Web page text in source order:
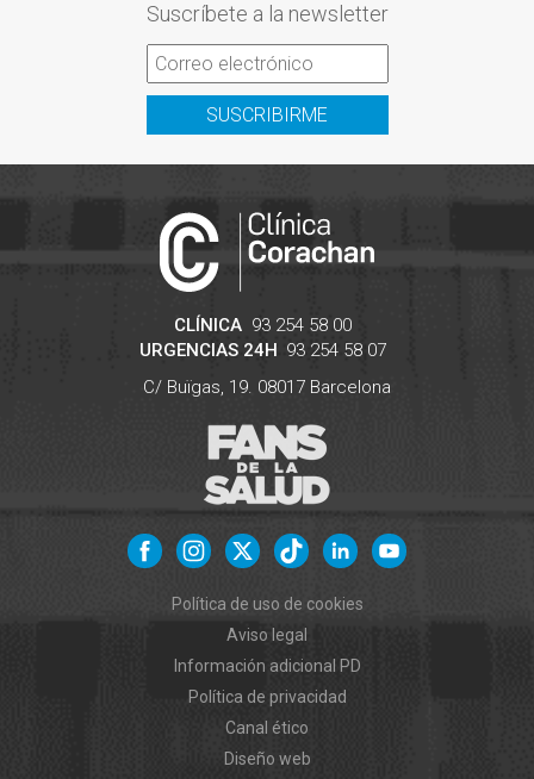
Suscríbete a la newsletter
SUSCRIBIRME
CLÍNICA 93 254 58 00
URGENCIAS 24H 93 254 58 07
C/ Buïgas, 19. 08017 Barcelona
Política de uso de cookies
Aviso legal
Información adicional PD
Política de privacidad
Canal ético
Diseño web